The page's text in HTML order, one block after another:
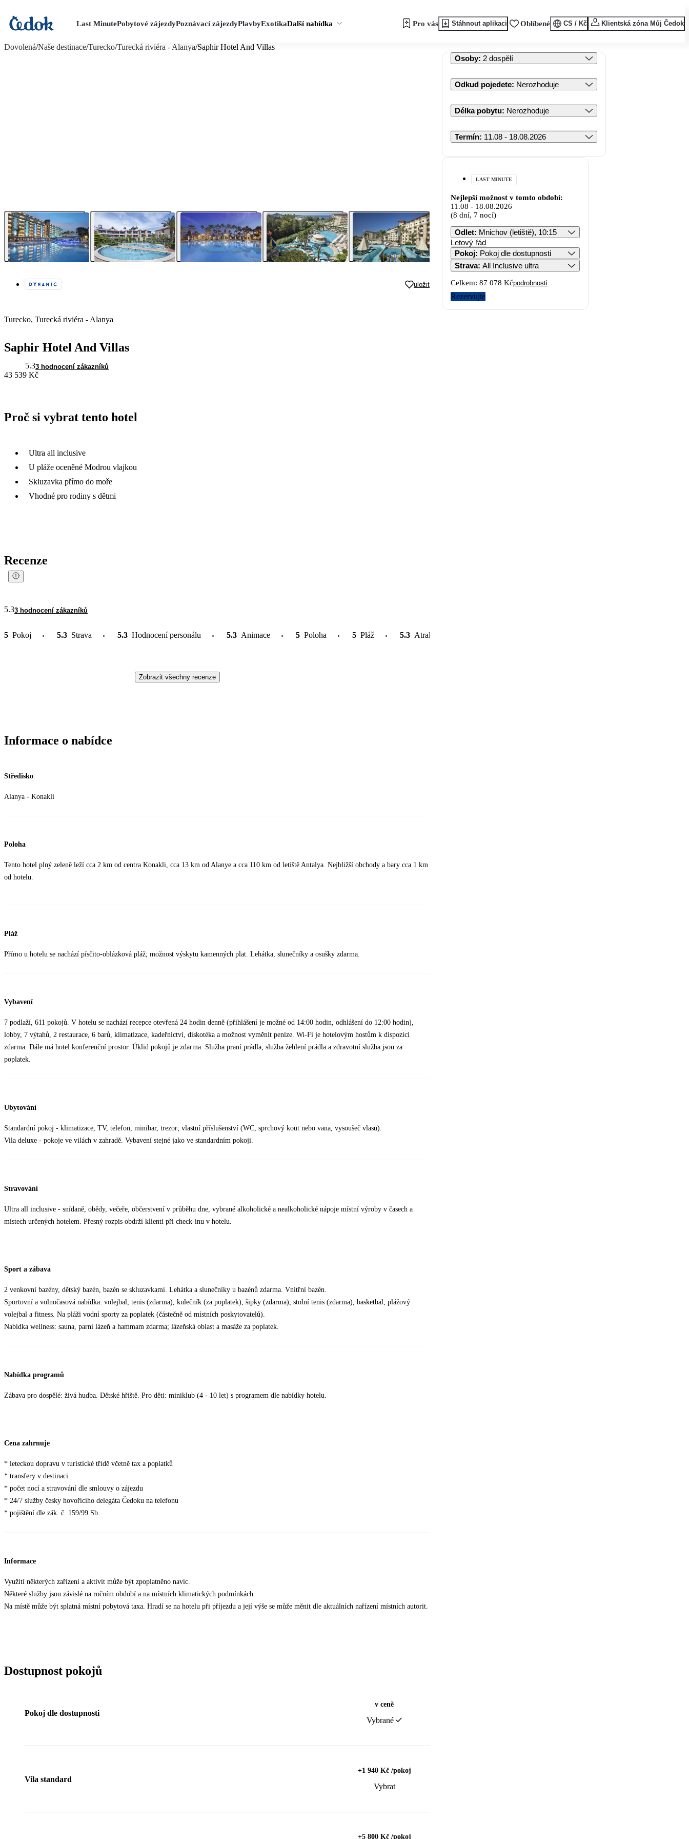
Last MinutePobytové zájezdyPoznávací zájezdyPlavbyExotikaDalší nabídka Pro vás Stáhnout aplikaci Oblíbené CS / Kč Klientská zóna Můj Čedok
Dovolená/Naše destinace/Turecko/Turecká riviéra - Alanya/Saphir Hotel And Villas
uložit
Turecko, Turecká riviéra - Alanya
Saphir Hotel And Villas
5.33 hodnocení zákazníků
43 539 Kč
Proč si vybrat tento hotel
Ultra all inclusive
U pláže oceněné Modrou vlajkou
Skluzavka přímo do moře
Vhodné pro rodiny s dětmi
Recenze
5.33 hodnocení zákazníků
5 Pokoj 5.3 Strava 5.3 Hodnocení personálu 5.3 Animace 5 Poloha 5 Pláž 5.3 Atrakce v okolí
Zobrazit všechny recenze
Informace o nabídce
Středisko
Alanya - Konakli
Poloha
Tento hotel plný zeleně leží cca 2 km od centra Konakli, cca 13 km od Alanye a cca 110 km od letiště Antalya. Nejbližší obchody a bary cca 1 km
od hotelu.
Pláž
Přímo u hotelu se nachází písčito-oblázková pláž; možnost výskytu kamenných plat. Lehátka, slunečníky a osušky zdarma.
Vybavení
7 podlaží, 611 pokojů. V hotelu se nachází recepce otevřená 24 hodin denně (přihlášení je možné od 14:00 hodin, odhlášení do 12:00 hodin),
lobby, 7 výtahů, 2 restaurace, 6 barů, klimatizace, kadeřnictví, diskotéka a možnost vyměnit peníze. Wi-Fi je hotelovým hostům k dispozici
zdarma. Dále má hotel konferenční prostor. Úklid pokojů je zdarma. Služba praní prádla, služba žehlení prádla a zdravotní služba jsou za
poplatek.
Ubytování
Standardní pokoj - klimatizace, TV, telefon, minibar, trezor; vlastní příslušenství (WC, sprchový kout nebo vana, vysoušeč vlasů).
Vila deluxe - pokoje ve vilách v zahradě. Vybavení stejné jako ve standardním pokoji.
Stravování
Ultra all inclusive - snídaně, obědy, večeře, občerstvení v průběhu dne, vybrané alkoholické a nealkoholické nápoje místní výroby v časech a
místech určených hotelem. Přesný rozpis obdrží klienti při check-inu v hotelu.
Sport a zábava
2 venkovní bazény, dětský bazén, bazén se skluzavkami. Lehátka a slunečníky u bazénů zdarma. Vnitřní bazén.
Sportovní a volnočasová nabídka: volejbal, tenis (zdarma), kulečník (za poplatek), šipky (zdarma), stolní tenis (zdarma), basketbal, plážový
volejbal a fitness. Na pláži vodní sporty za poplatek (částečně od místních poskytovatelů).
Nabídka wellness: sauna, parní lázeň a hammam zdarma; lázeňská oblast a masáže za poplatek.
Nabídka programů
Zábava pro dospělé: živá hudba. Dětské hřiště. Pro děti: miniklub (4 - 10 let) s programem dle nabídky hotelu.
Cena zahrnuje
* leteckou dopravu v turistické třídě včetně tax a poplatků
* transfery v destinaci
* počet nocí a stravování dle smlouvy o zájezdu
* 24/7 služby česky hovořícího delegáta Čedoku na telefonu
* pojištění dle zák. č. 159/99 Sb.
Informace
Využití některých zařízení a aktivit může být zpoplatněno navíc.
Některé služby jsou závislé na ročním období a na místních klimatických podmínkách.
Na místě může být splatná místní pobytová taxa. Hradí se na hotelu při příjezdu a její výše se může měnit dle aktuálních nařízení místních autorit.
Dostupnost pokojů
Pokoj dle dostupnosti
v ceně
Vybrané
Vila standard
+1 940 Kč /pokoj
Vybrat
+5 800 Kč /pokoj
Osoby: 2 dospělí
Odkud pojedete: Nerozhoduje
Délka pobytu: Nerozhoduje
Termín: 11.08 - 18.08.2026
LAST MINUTE
Nejlepší možnost v tomto období:
11.08 - 18.08.2026
(8 dní, 7 nocí)
Odlet: Mnichov (letiště), 10:15
Letový řád
Pokoj: Pokoj dle dostupnosti
Strava: All Inclusive ultra
Celkem: 87 078 Kčpodrobnosti
Rezervujte